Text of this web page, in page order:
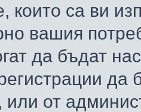
които са ви
вашия
да бъдат
да
или от